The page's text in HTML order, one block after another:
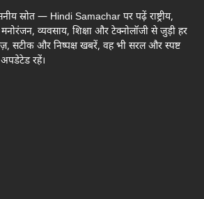
स्रोत — Hindi Samachar पर पढ़ें राष्ट्रीय,
मनोरंजन, व्यवसाय, शिक्षा और टेक्नोलॉजी से जुड़ी हर
सटीक और निष्पक्ष खबरें, वह भी सरल और स्पष्ट
रहें।